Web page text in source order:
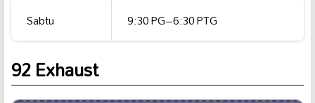
Sabtu
9:30 PG–6:30 PTG
92 Exhaust